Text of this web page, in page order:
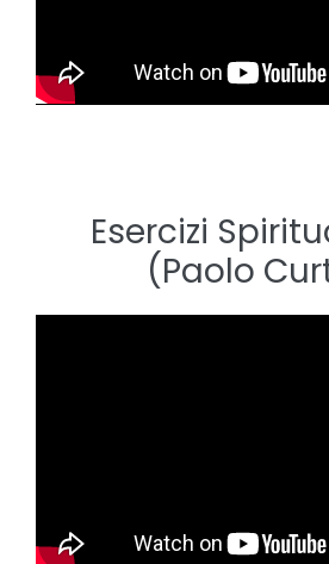
Esercizi
(Paolo